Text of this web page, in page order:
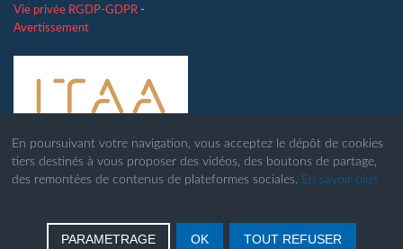
En poursuivant votre navigation, vous acceptez le dépôt de cookies
tiers destinés à vous proposer des vidéos, des boutons de partage,
des remontées de contenus de plateformes sociales. En savoir plus
PARAMETRAGE OK TOUT REFUSER
Vie privée RGDP-GDPR -
Avertissement